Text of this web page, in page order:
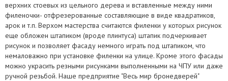
верхних стоевых из цельного дерева и вставленные между ними
филеночки- отфрезерованные составляющие в виде квадратиков,
арок и т.п. Верхом мастерства считаются филенки у которых рисунок
еще обложен штапиком (вроде плинтуса) штапик подчеркивает
рисунок и позволяет фасаду немного играть под штапиком, что
немаловажно при установке филенки на улице. Кроме этого фасады
можно украсить резными рисунками выполненными на ЧПУ или даже
ручной резьбой. Наше предприятие "Весь мир бронедверей"